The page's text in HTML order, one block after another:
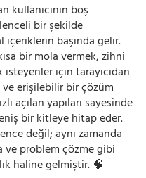
kullanıcının boş
bir şekilde
başında gelir.
bir mola vermek, zihni
için tarayıcıdan
erişilebilir bir çözüm
açılan yapıları sayesinde
bir kitleye hitap eder.
değil; aynı zamanda
problem çözme gibi
haline gelmiştir. 🧠